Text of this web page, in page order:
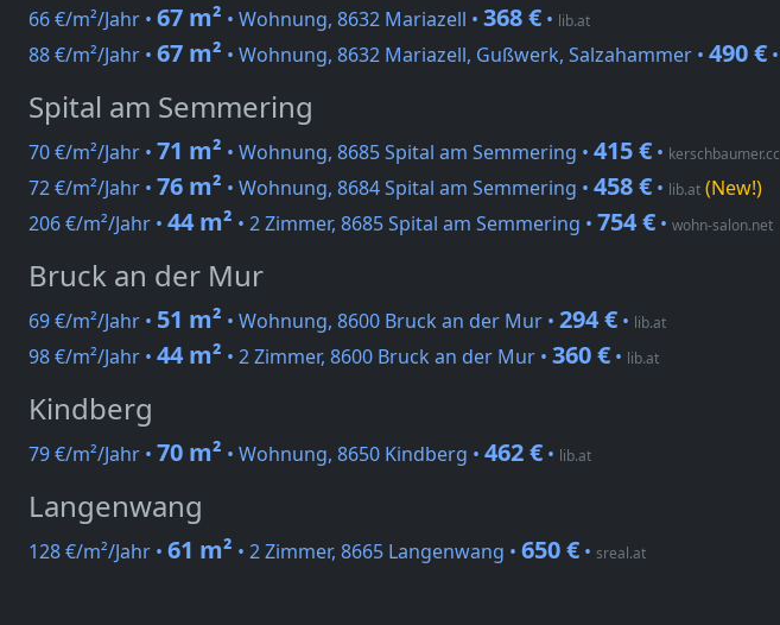
66 €/m²/Jahr • 67 m² • Wohnung, 8632 Mariazell • 368 € • lib.at
88 €/m²/Jahr • 67 m² • Wohnung, 8632 Mariazell, Gußwerk, Salzahammer • 490 € •
Spital am Semmering
70 €/m²/Jahr • 71 m² • Wohnung, 8685 Spital am Semmering • 415 € • kerschbaumer.cc
72 €/m²/Jahr • 76 m² • Wohnung, 8684 Spital am Semmering • 458 € • lib.at (New!)
206 €/m²/Jahr • 44 m² • 2 Zimmer, 8685 Spital am Semmering • 754 € • wohn-salon.net
Bruck an der Mur
69 €/m²/Jahr • 51 m² • Wohnung, 8600 Bruck an der Mur • 294 € • lib.at
98 €/m²/Jahr • 44 m² • 2 Zimmer, 8600 Bruck an der Mur • 360 € • lib.at
Kindberg
79 €/m²/Jahr • 70 m² • Wohnung, 8650 Kindberg • 462 € • lib.at
Langenwang
128 €/m²/Jahr • 61 m² • 2 Zimmer, 8665 Langenwang • 650 € • sreal.at